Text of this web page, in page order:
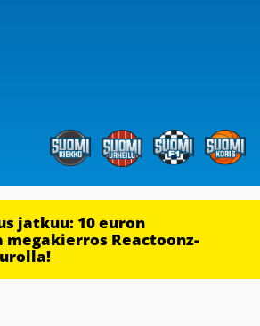
jatkuu: 10 euron
Reactoonz-